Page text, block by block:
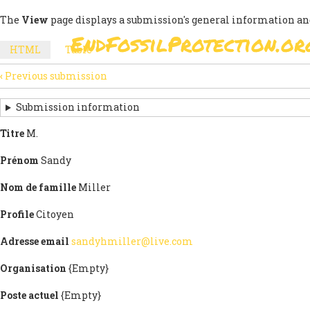
Skip
main
content
MAIN
NAVIGATION
The View page displays a submission's general information
SECONDARY
TABS
HTML (active
tab)
Table
SUBMISSION
NAVIGATION
LINKS
FOR
SIGNEZ
LA
LETTRE
OUVERTE
‹ Previous submission
Submission information
Titre M.
Prénom Sandy
Nom de famille Miller
ProfileCitoyen
Adresse email sandyhmiller@live.com
Organisation {Empty}
Poste actuel {Empty}